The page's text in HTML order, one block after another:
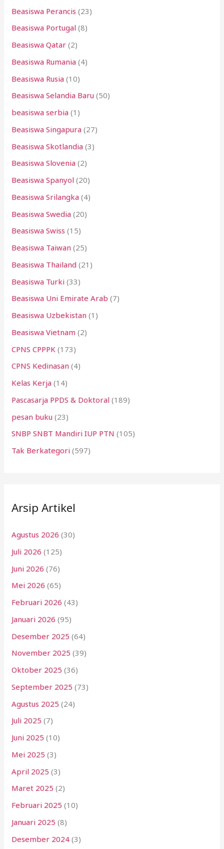
Beasiswa Perancis (23)
Beasiswa Portugal (8)
Beasiswa Qatar (2)
Beasiswa Rumania (4)
Beasiswa Rusia (10)
Beasiswa Selandia Baru (50)
beasiswa serbia (1)
Beasiswa Singapura (27)
Beasiswa Skotlandia (3)
Beasiswa Slovenia (2)
Beasiswa Spanyol (20)
Beasiswa Srilangka (4)
Beasiswa Swedia (20)
Beasiswa Swiss (15)
Beasiswa Taiwan (25)
Beasiswa Thailand (21)
Beasiswa Turki (33)
Beasiswa Uni Emirate Arab (7)
Beasiswa Uzbekistan (1)
Beasiswa Vietnam (2)
CPNS CPPPK (173)
CPNS Kedinasan (4)
Kelas Kerja (14)
Pascasarja PPDS & Doktoral (189)
pesan buku (23)
SNBP SNBT Mandiri IUP PTN (105)
Tak Berkategori (597)
Arsip Artikel
Agustus 2026 (30)
Juli 2026 (125)
Juni 2026 (76)
Mei 2026 (65)
Februari 2026 (43)
Januari 2026 (95)
Desember 2025 (64)
November 2025 (39)
Oktober 2025 (36)
September 2025 (73)
Agustus 2025 (24)
Juli 2025 (7)
Juni 2025 (10)
Mei 2025 (3)
April 2025 (3)
Maret 2025 (2)
Februari 2025 (10)
Januari 2025 (8)
Desember 2024 (3)